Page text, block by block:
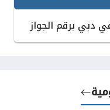
دبي برقم الجواز